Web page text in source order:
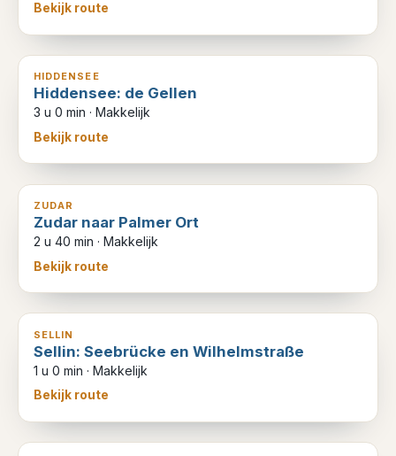
Bekijk route
10km
HIDDENSEE
Hiddensee: de Gellen
3 u 0 min · Makkelijk
Bekijk route
9km
ZUDAR
Zudar naar Palmer Ort
2 u 40 min · Makkelijk
Bekijk route
3km
SELLIN
Sellin: Seebrücke en Wilhelmstraße
1 u 0 min · Makkelijk
Bekijk route
4km